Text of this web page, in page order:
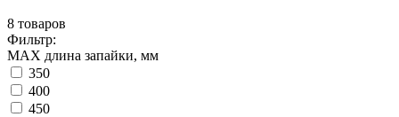
8 товаров
Фильтр:
МАХ длина запайки, мм
350
400
450